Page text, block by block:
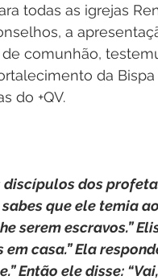
todas as igrejas
a
comunhão,
da Bispa
do +QV.
discípulos dos
que ele temia
serem escravos.”
casa.” Ela
Então ele disse: